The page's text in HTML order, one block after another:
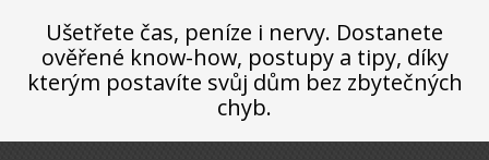
Ušetřete čas, peníze i nervy. Dostanete
ověřené know-how, postupy a tipy, díky
kterým postavíte svůj dům bez zbytečných
chyb.